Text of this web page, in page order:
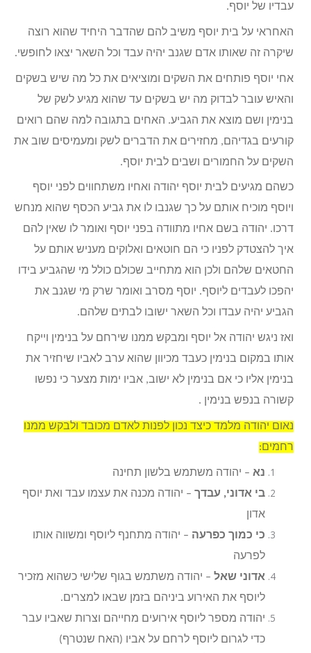
עבדיו של יוסף.
האחראי על בית יוסף משיב להם שהדבר היחיד שהוא רוצה
שיקרה זה שאותו אדם שגנב יהיה עבד וכל השאר יצאו לחופשי.
אחי יוסף פותחים את השקים ומוציאים את כל מה שיש בשקים
והאיש עובר לבדוק מה יש בשקים עד שהוא מגיע לשק של
בנימין ושם מוצא את הגביע. האחים בתגובה למה שהם רואים
קורעים בגדיהם, מחזירים את הדברים לשק ומעמיסים שוב את
השקים על החמורים ושבים לבית יוסף.
כשהם מגיעים לבית יוסף יהודה ואחיו משתחווים לפני יוסף
ויוסף מוכיח אותם על כך שגנבו לו את גביע הכסף שהוא מנחש
דרכו. יהודה בשם אחיו מתוודה בפני יוסף ואומר לו שאין להם
איך להצטדק לפניו כי הם חוטאים ואלוקים מעניש אותם על
החטאים שלהם ולכן הוא מתחייב שכולם כולל מי שהגביע בידו
יהפכו לעבדים ליוסף. יוסף מסרב ואומר שרק מי שגנב את
הגביע יהיה עבדו וכל השאר ישובו לבתים שלהם.
ואז ניגש יהודה אל יוסף ומבקש ממנו שירחם על בנימין וייקח
אותו במקום בנימין כעבד מכיוון שהוא ערב לאביו שיחזיר את
בנימין אליו כי אם בנימין לא ישוב, אביו ימות מצער כי נפשו
קשורה בנפש בנימין .
נאום יהודה מלמד כיצד נכון לפנות לאדם מכובד ולבקש ממנו
רחמים:
נא – יהודה משתמש בלשון תחינה
בי אדוני, עבדך – יהודה מכנה את עצמו עבד ואת יוסף
אדון
כי כמוך כפרעה – יהודה מתחנף ליוסף ומשווה אותו
לפרעה
אדוני שאל – יהודה משתמש בגוף שלישי כשהוא מזכיר
ליוסף את האירוע ביניהם בזמן שבאו למצרים.
יהודה מספר ליוסף אירועים מחייהם וצרות שאביו עבר
כדי לגרום ליוסף לרחם על אביו (האח שנטרף)